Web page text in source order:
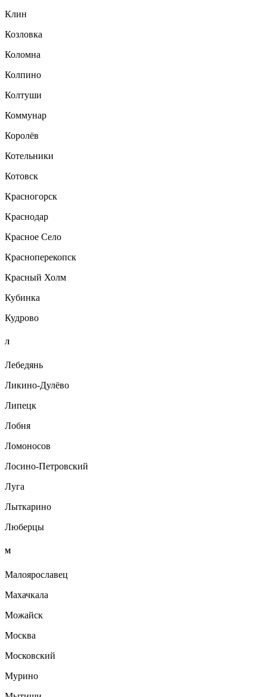
Клин
Козловка
Коломна
Колпино
Колтуши
Коммунар
Королёв
Котельники
Котовск
Красногорск
Краснодар
Красное Село
Красноперекопск
Красный Холм
Кубинка
Кудрово
Л
Лебедянь
Ликино-Дулёво
Липецк
Лобня
Ломоносов
Лосино-Петровский
Луга
Лыткарино
Люберцы
М
Малоярославец
Махачкала
Можайск
Москва
Московский
Мурино